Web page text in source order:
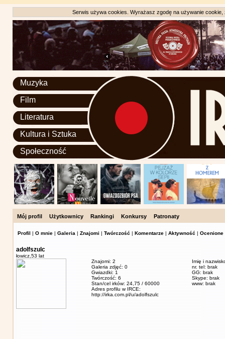
Serwis używa cookies. Wyrażasz zgodę na używanie
Muzyka
Film
Literatura
Kultura i Sztuka
Społeczność
Mój profil Użytkownicy Rankingi Konkursy Patronaty
Profil | O mnie | Galeria | Znajomi | Twórczość | Komentarze | Aktywność | Ocenione
adolfszulc
łowicz, 53 lat
Znajomi: 2
Galeria zdjęć: 0
Gwiazdki: 1
Twórczość: 6
Stan/cel irków: 24,75 / 60000
Adres profilu w IRCE:
http://irka.com.pl/u/adolfszulc
Imię i
nr. tel: brak
GG: brak
Skype: brak
www: brak